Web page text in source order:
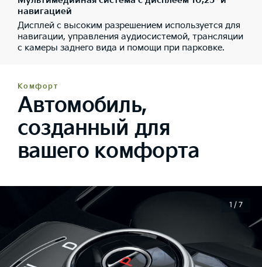
навигацией
Дисплей с высоким разрешением используется для
навигации, управления аудиосистемой, трансляции
с камеры заднего вида и помощи при парковке.
Комфорт
Автомобиль,
созданный для
вашего комфорта
1 / 7